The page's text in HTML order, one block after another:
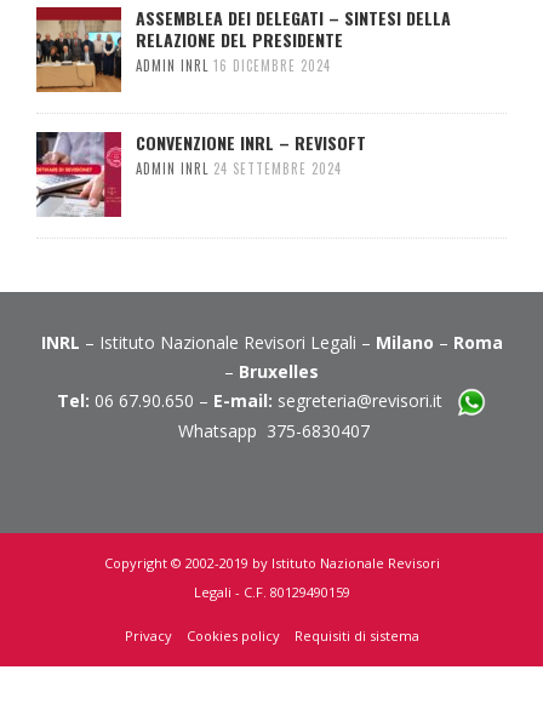
ASSEMBLEA DEI DELEGATI – SINTESI DELLA
RELAZIONE DEL PRESIDENTE
ADMIN INRL 16 DICEMBRE 2024
CONVENZIONE INRL – REVISOFT
ADMIN INRL 24 SETTEMBRE 2024
INRL – Istituto Nazionale Revisori Legali – Milano – Roma
– Bruxelles
Tel: 06 67.90.650 – E-mail: segreteria@revisori.it
Whatsapp 375-6830407
Copyright © 2002-2019 by Istituto Nazionale Revisori
Legali - C.F. 80129490159
Privacy Cookies policy Requisiti di sistema